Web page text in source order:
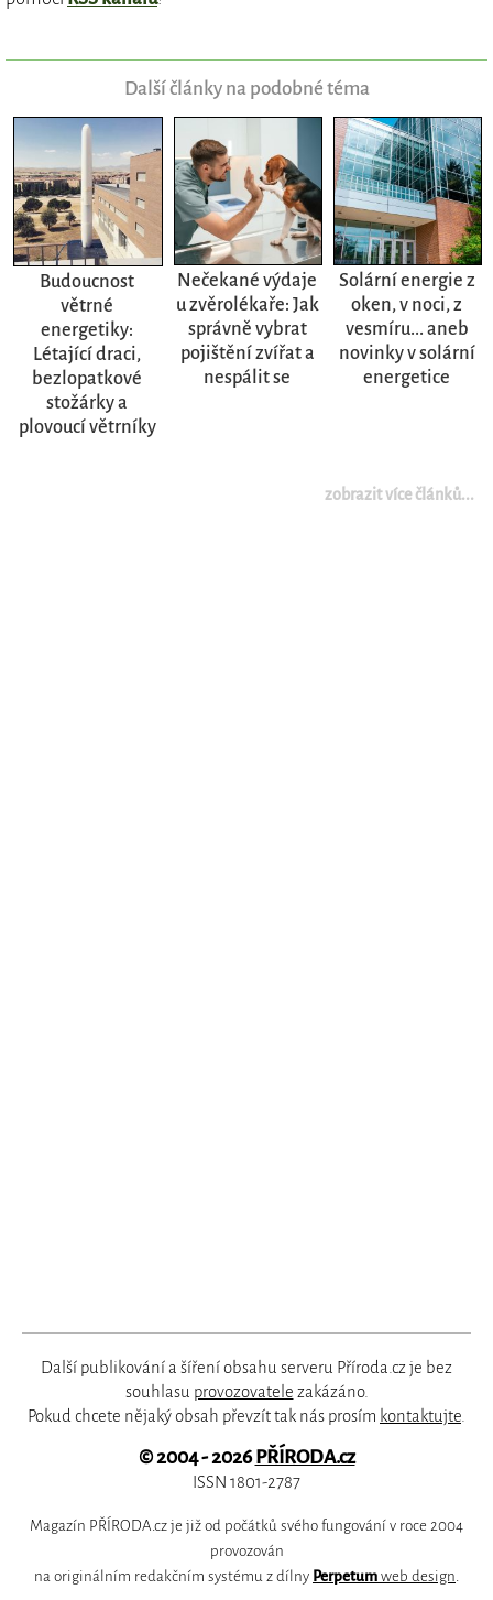
Další články na podobné téma
Budoucnost
větrné
energetiky:
Létající draci,
bezlopatkové
stožárky a
plovoucí větrníky
Nečekané výdaje
u zvěrolékaře: Jak
správně vybrat
pojištění zvířat a
nespálit se
Solární energie z
oken, v noci, z
vesmíru... aneb
novinky v solární
energetice
zobrazit více článků...
Další publikování a šíření obsahu serveru Příroda.cz je bez
souhlasu provozovatele zakázáno.
Pokud chcete nějaký obsah převzít tak nás prosím kontaktujte
© 2004 - 2026PŘÍRODA.cz
ISSN 1801-2787
Magazín PŘÍRODA.cz je již od počátků svého fungování v roce 2004
provozován
na originálním redakčním systému z dílny Perpetum web design.